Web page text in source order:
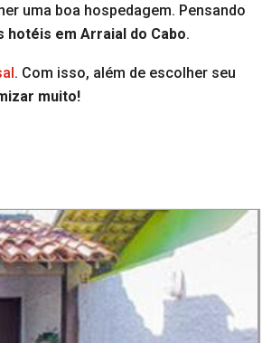
uma boa hospedagem. Pensando
hotéis em Arraial do Cabo.
. Com isso, além de escolher seu
muito!